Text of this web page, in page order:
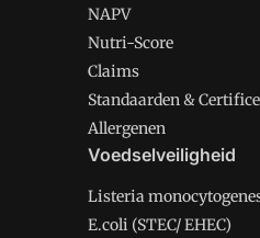
NAPV
Nutri-Score
Claims
Standaarden &
Allergenen
Voedselveiligheid
Listeria
E.coli (STEC/ EHEC)